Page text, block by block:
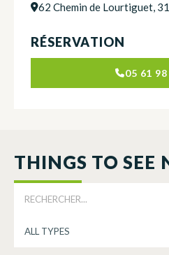
62 Chemin de Lourtiguet,
RÉSERVATION
05 61
THINGS TO SEE